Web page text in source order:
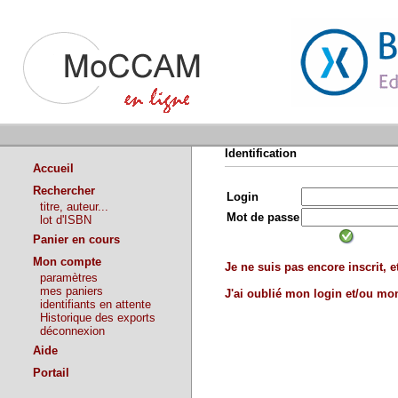
Accueil
Rechercher
titre, auteur...
lot d'ISBN
Panier en cours
Mon compte
paramètres
mes paniers
identifiants en attente
Historique des exports
déconnexion
Aide
Portail
Identification
Login
Mot de passe
Je ne suis pas encore inscrit,
J'ai oublié mon login et/ou